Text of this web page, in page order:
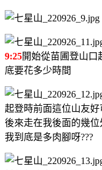
9:25開始從苗圃登山口
底要花多少時間
起登時前面這位山友好
後來走在我後面的幾
我到底是多肉腳呀???